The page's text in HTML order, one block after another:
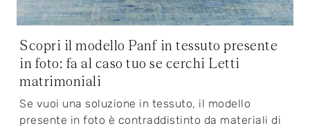
Scopri il modello Panf in tessuto presente
in foto: fa al caso tuo se cerchi Letti
matrimoniali
Se vuoi una soluzione in tessuto, il modello
presente in foto è contraddistinto da materiali di